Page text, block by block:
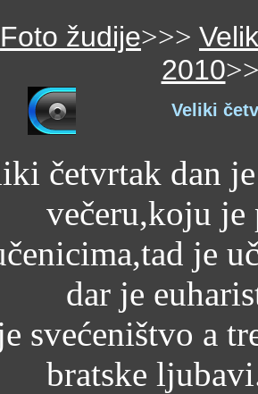
Foto žudije>>>
2010
Veliki
četvrtak dan
večeru,koju
je
dar je
svećeništvo a
bratske